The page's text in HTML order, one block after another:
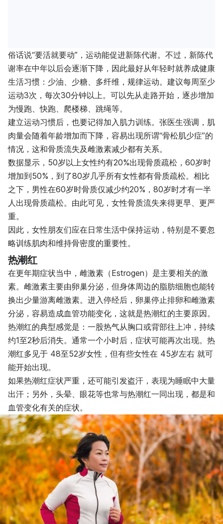
俗话说“要活就要动”，运动能促进新陈代谢。不过，新陈代
谢率在中年以后会逐渐下降，因此最好从年轻时就养成健康
生活习惯：少油、少糖、多纤维，规律运动。建议每周至少
运动3次，每次30分钟以上。可以先从走路开始，逐步增加
为慢跑、快跑、爬楼梯、跳绳等。
建立运动习惯后，也要记得加入肌力训练。张医生强调，肌
肉量会随着年龄增加而下降，容易出现所谓“骨松肌少症”的
情况，这和骨质流失及雌激素减少都有关系。
数据显示，50岁以上女性约有20%出现骨质疏松，60岁时
增加到50%，到了80岁几乎所有女性都有骨质疏松。相比
之下，男性在60岁时骨质仅减少约20%，80岁时才有一半
人出现骨质疏松。由此可见，女性骨质流失来得更早、更严
重。
因此，女性朋友们应在日常生活中保持运动，特别是不要忽
略训练肌肉和维持骨密度的重要性。
热潮红
在更年期症状当中，雌激素（Estrogen）是主要相关的激
素。雌激素主要由卵巢分泌，但身体周边的脂肪细胞也能转
换出少量游离雌激素。进入停经后，卵巢停止排卵和雌激素
分泌，容易造成血管功能变化，这就是热潮红的主要原因。
热潮红的典型感觉是：一股热气从胸口或背部往上冲，持续
约1至2秒后消失。通常一个小时后，症状可能再次出现。热
潮红多见于 48至52岁女性，但有些女性在 45岁左右 就可
能开始出现。
如果热潮红症状严重，还可能引发盗汗，表现为睡眠中大量
出汗；另外，头晕、眼花等也常与热潮红一同出现，都是和
血管变化有关的症状。